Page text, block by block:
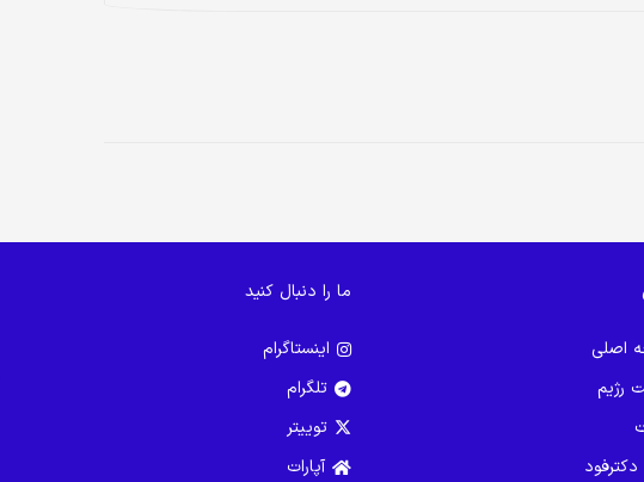
اصلی
رژیم
دکترفود
ما را دنبال کنید
اینستاگرام
تلگرام
توییتر
آپارات